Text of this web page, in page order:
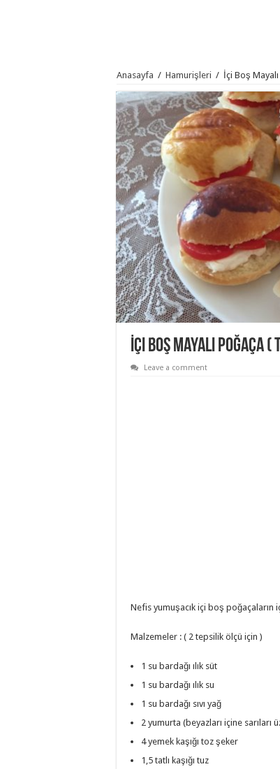
Anasayfa / Hamurişleri / İçi Boş
İçi Boş Mayalı Poğaça
Leave a comment
Nefis yumuşacık içi boş
Malzemeler : ( 2 tepsilik ölçü için )
1 su bardağı ılık süt
1 su bardağı ılık su
1 su bardağı sıvı yağ
2 yumurta (beyazları içine sarıları
4 yemek kaşığı toz şeker
1,5 tatlı kaşığı tuz